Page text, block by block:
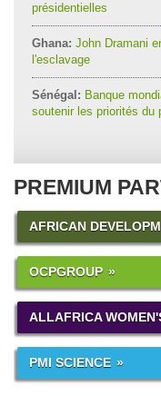
présidentielles
Ghana: John Dramani
l'esclavage
Sénégal: Banque
soutenir les priorités du
PREMIUM
AFRICAN
OCPGROUP
ALLAFRICA
PMI SCIENCE